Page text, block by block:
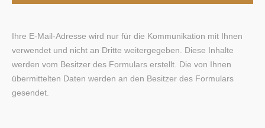
Ihre E-Mail-Adresse wird nur für die Kommunikation mit Ihnen
verwendet und nicht an Dritte weitergegeben. Diese Inhalte
werden vom Besitzer des Formulars erstellt. Die von Ihnen
übermittelten Daten werden an den Besitzer des Formulars
gesendet.